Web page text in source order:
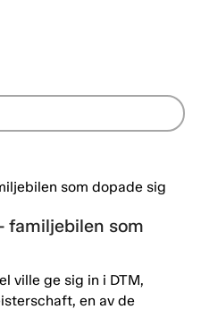
familjebilen som
ville ge sig in i DTM,
en av de